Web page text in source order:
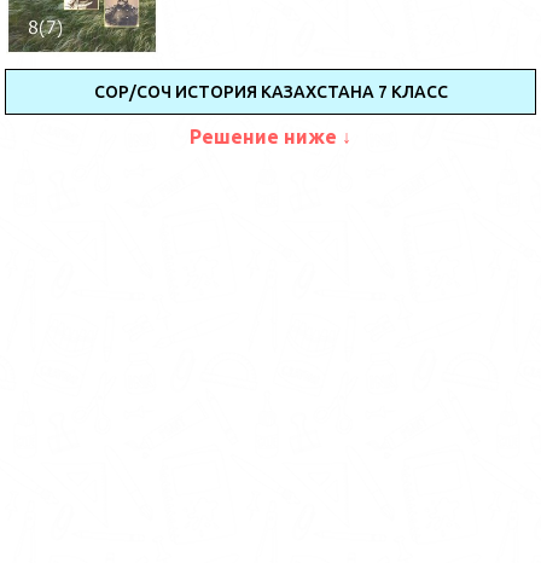
СОР/СОЧ ИСТОРИЯ КАЗАХСТАНА 7 КЛАСС
Решение ниже ↓